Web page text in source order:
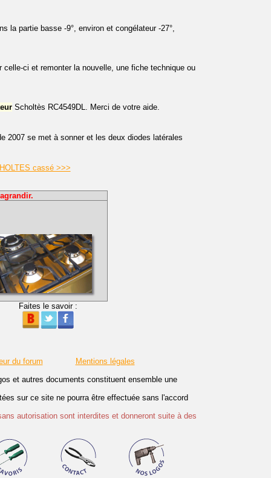
la partie basse -9°, environ et congélateur -27°,
ci et remonter la nouvelle, une fiche technique ou
Scholtès RC4549DL. Merci de votre aide.
2007 se met à sonner et les deux diodes latérales
cassé >>>
Faites le savoir :
du forum
Mentions légales
et autres documents constituent ensemble une
sur ce site ne pourra être effectuée sans l'accord
autorisation sont interdites et donneront suite à des